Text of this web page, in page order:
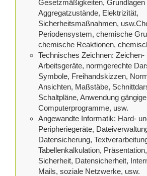
Gesetzmäßigkeiten,
Aggregatzustände, Elektrizität,
Sicherheitsmaßnahmen,
Periodensystem, chemische
chemische Reaktionen,
Technisches Zeichnen: Zeichen-
Arbeitsgeräte, normgerechte
Symbole, Freihandskizzen,
Ansichten, Maßstäbe,
Schaltpläne, Anwendung
Computerprogramme, usw.
Angewandte Informatik: Hard-
Peripheriegeräte,
Datensicherung,
Tabellenkalkulation,
Sicherheit, Datensicherheit,
Mails, soziale Netzwerke, usw.